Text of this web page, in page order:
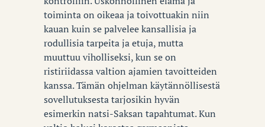
toiminta on oikeaa ja toivottuakin niin
kauan kuin se palvelee kansallisia ja
rodullisia tarpeita ja etuja, mutta
muuttuu viholliseksi, kun se on
ristiriidassa valtion ajamien tavoitteiden
kanssa. Tämän ohjelman käytännöllisestä
sovellutuksesta tarjosikin hyvän
esimerkin natsi-Saksan tapahtumat. Kun